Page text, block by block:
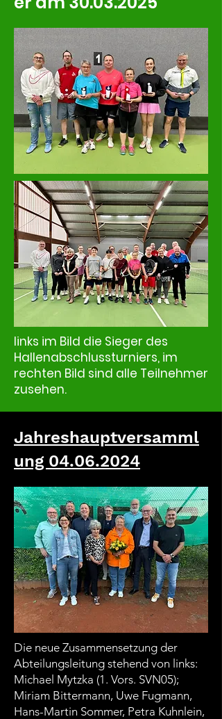
links im Bild die Sieger des
Hallenabschlussturniers, im
rechten Bild sind alle Teilnehmer
zusehen.
Jahreshauptversamml
ung 04.06.2024
Die neue Zusammensetzung der
Abteilungsleitung stehend von links:
Michael Mytzka (1. Vors. SVN05);
Miriam Bittermann, Uwe Fugmann,
Hans-Martin Sommer, Petra Kuhnlein,